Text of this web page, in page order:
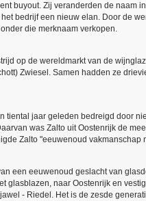
buyout. Zij veranderden de naam
bedrijf een nieuw elan. Door de
die merknaam verkopen.
op de wereldmarkt van de
Zwiesel. Samen hadden ze
tiental jaar geleden bedreigd door
was Zalto uit Oostenrijk de
Zalto "eeuwenoud vakmanschap
een eeuwenoud geslacht van
glasblazen, naar Oostenrijk en
- Riedel. Het is de zesde